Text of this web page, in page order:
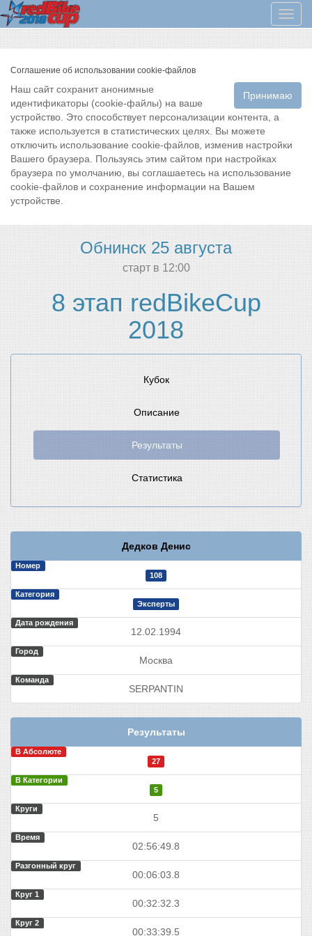
Меню
Соглашение об использовании cookie-файлов
Принимаю
Наш сайт сохранит анонимные
идентификаторы (cookie-файлы) на ваше
устройство. Это способствует персонализации контента, а
также используется в статистических целях. Вы можете
отключить использование cookie-файлов, изменив настройки
Вашего браузера. Пользуясь этим сайтом при настройках
браузера по умолчанию, вы соглашаетесь на использование
cookie-файлов и сохранение информации на Вашем
устройстве.
Обнинск 25 августа
cтарт в 12:00
8 этап redBikeCup
2018
Кубок
Описание
Результаты
Статистика
Дедков Денис
Номер
108
Категория
Эксперты
Дата рождения
12.02.1994
Город
Москва
Команда
SERPANTIN
Результаты
В Абсолюте
27
В Категории
5
Круги
5
Время
02:56:49.8
Разгонный круг
00:06:03.8
Круг 1
00:32:32.3
Круг 2
00:33:39.5